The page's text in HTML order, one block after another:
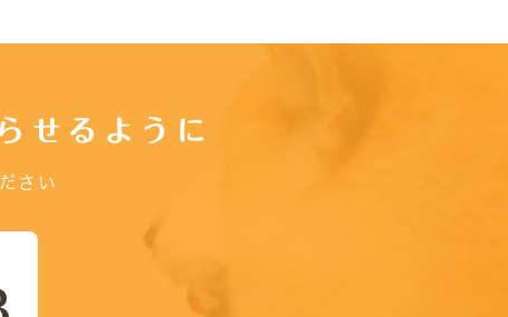
せるように
さい